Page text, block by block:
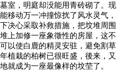
室，明庭却没能用青砖砌了。现
移动万一冲撞惊扰了风水灵气，
决心采取补救措施，把坟堆周围
上加修一座象徵性的房屋，这不
以使白鹿的精灵安驻，避免割草
植栽的柏树已很旺盛，後来，又
就成为一座最像样的坟茔了。